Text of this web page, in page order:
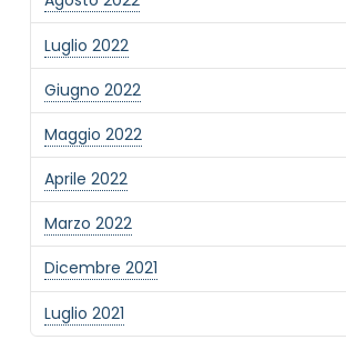
Luglio 2022
Giugno 2022
Maggio 2022
Aprile 2022
Marzo 2022
Dicembre 2021
Luglio 2021